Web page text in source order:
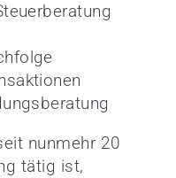
nunmehr 20
tätig ist,